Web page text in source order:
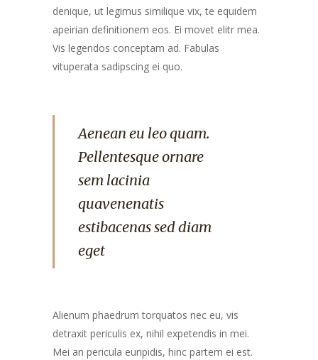
denique, ut legimus similique vix, te equidem
apeirian definitionem eos. Ei movet elitr mea.
Vis legendos conceptam ad. Fabulas
vituperata sadipscing ei quo.
Aenean eu leo quam.
Pellentesque ornare
sem lacinia
quavenenatis
estibacenas sed diam
eget
Alienum phaedrum torquatos nec eu, vis
detraxit periculis ex, nihil expetendis in mei.
Mei an pericula euripidis, hinc partem ei est.